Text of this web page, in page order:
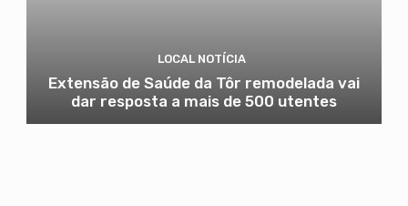
LOCAL NOTÍCIA
Extensão de Saúde da Tôr remodelada vai
dar resposta a mais de 500 utentes